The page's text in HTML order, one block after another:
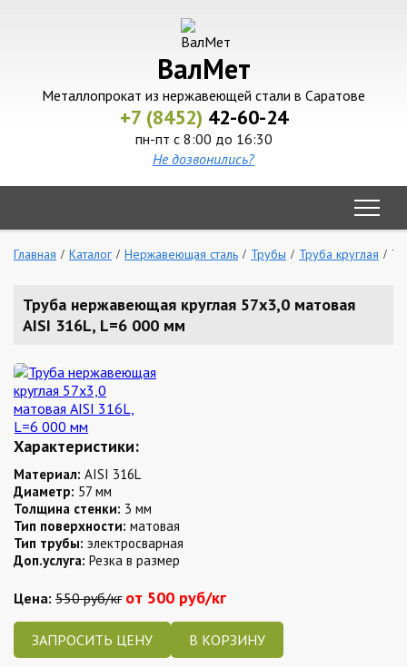
ВалМет
Металлопрокат из нержавеющей стали в Саратове
+7 (8452) 42-60-24
пн-пт с 8:00 до 16:30
Не дозвонились?
Главная Каталог Нержавеющая сталь Трубы Труба круглая
Труба нержавеющая круглая 57х3,0 матовая
AISI 316L, L=6 000 мм
Характеристики:
Материал: AISI 316L
Диаметр: 57 мм
Толщина стенки: 3 мм
Тип поверхности: матовая
Тип трубы: электросварная
Доп.услуга: Резка в размер
Цена: 550 руб/кг от 500 руб/кг
ЗАПРОСИТЬ ЦЕНУ